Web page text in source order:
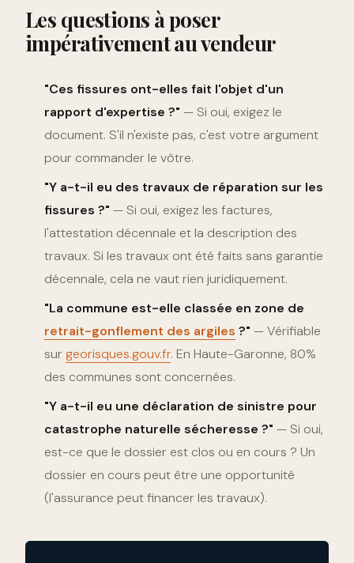
Les questions à poser
impérativement au vendeur
"Ces fissures ont-elles fait l'objet d'un
rapport d'expertise ?" — Si oui, exigez le
document. S'il n'existe pas, c'est votre argument
pour commander le vôtre.
"Y a-t-il eu des travaux de réparation sur les
fissures ?" — Si oui, exigez les factures,
l'attestation décennale et la description des
travaux. Si les travaux ont été faits sans garantie
décennale, cela ne vaut rien juridiquement.
"La commune est-elle classée en zone de
retrait-gonflement des argiles ?" — Vérifiable
sur georisques.gouv.fr. En Haute-Garonne, 80%
des communes sont concernées.
"Y a-t-il eu une déclaration de sinistre pour
catastrophe naturelle sécheresse ?" — Si oui,
est-ce que le dossier est clos ou en cours ? Un
dossier en cours peut être une opportunité
(l'assurance peut financer les travaux).